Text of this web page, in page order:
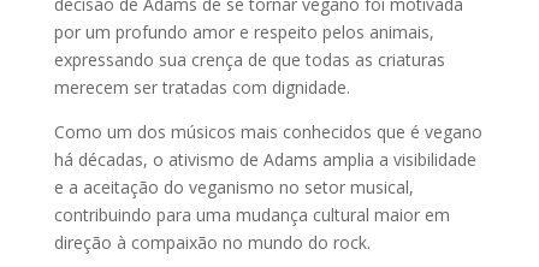
por um profundo amor e respeito pelos animais,
expressando sua crença de que todas as criaturas
merecem ser tratadas com dignidade.
Como um dos músicos mais conhecidos que é vegano
há décadas, o ativismo de Adams amplia a visibilidade
e a aceitação do veganismo no setor musical,
contribuindo para uma mudança cultural maior em
direção à compaixão no mundo do rock.